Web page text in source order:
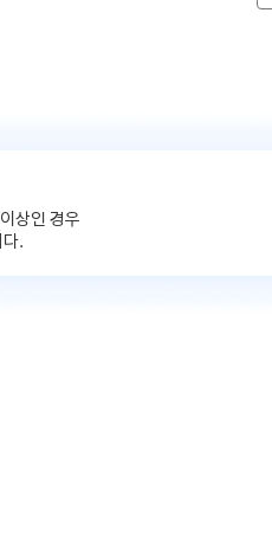
상인 경우
.